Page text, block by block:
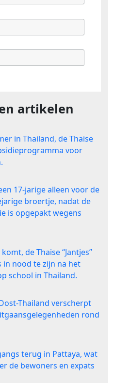
artikelen
in Thailand, de Thaise
voor
17‑jarige alleen voor de
broertje, nadat de
is opgepakt wegens
de Thaise “Jantjes”
in nood te zijn na het
school in Thailand.
Thailand verscherpt
rond
terug in Pattaya, wat
de bewoners en expats